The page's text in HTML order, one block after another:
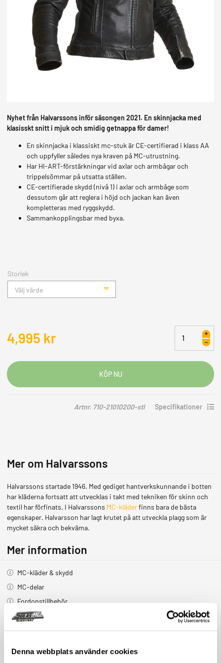
Denna webbplats använder cookies
MOPEDER
Nyhet från Halvarssons inför säsongen 2021. En skinnjacka med
klasisskt snitt i mjuk och smidig getnappa för damer!
En skinnjacka i klassiskt mc-stuk är CE-certifierad i klass AA
och uppfyller således nya kraven på MC-utrustning.
Har HI-ART-förstärkningar vid axlar och armbågar och
trippelsömmar på utsatta ställen.
CE-certifierade skydd (nivå 1) i axlar och armbåge som
dessutom går att reglera i höjd och jackan kan även
kompletteras med ryggskydd.
Sammankopplingsbar med byxa.
Storlek
Välj värde
4,995 kr
Halvarssons
Skinnjacka
Orsa
Dam
Artnr. 710-21010200-stl Specifikationer
Mer om Halvarssons
Halvarssons startade 1946. Med gediget hantverkskunnande i botten
har kläderna fortsatt att utvecklas i takt med tekniken för skinn och
textil har förfinats. I Halvarssons MC-kläderfinns bara de bästa
egenskaper. Halvarsson har lagt krutet på att utveckla plagg som är
mycket säkra och bekväma.
Mer information
MC-kläder & skydd
MC-delar
Fordonstillbehör
Streetwear & presenter
Butik & verkstad